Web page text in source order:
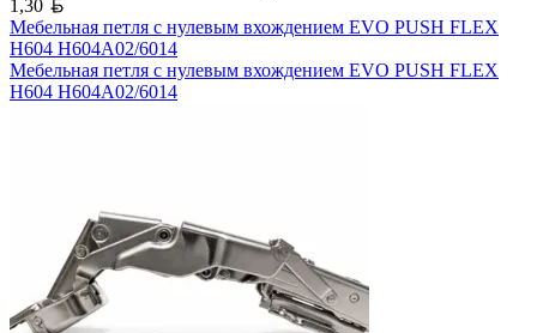
1,30
Мебельная петля с нулевым вхождением EVO PUSH FLEX
H604 H604A02/6014
Мебельная петля с нулевым вхождением EVO PUSH FLEX
H604 H604A02/6014